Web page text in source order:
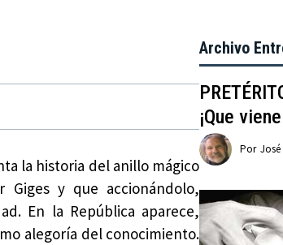
la historia del anillo mágico
y que accionándolo,
En la República aparece,
alegoría del conocimiento.
Archivo
¡Que
Por